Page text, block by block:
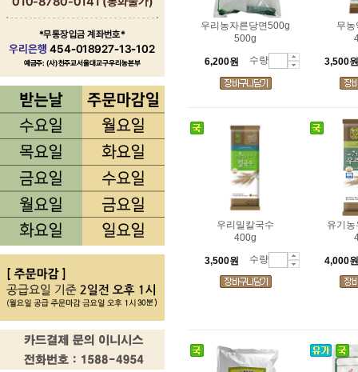
우리농자른당면500g
500g
6,200원 수량
무
3,500원
우리밀칼국수
400g
3,500원 수량
유기
4,000원